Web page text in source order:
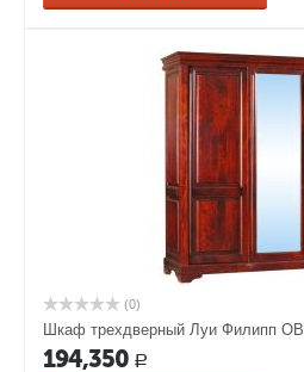
(0)
Шкаф трехдверный Луи Филипп
194,350 Р